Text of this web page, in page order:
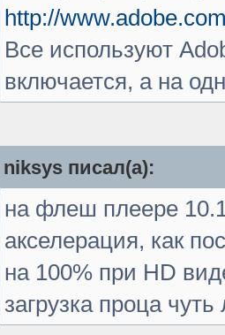
http://
Все используют
включается, а на
niksys писал(а):
на флеш плеере
акселерация, как
на 100% при HD
загрузка проца